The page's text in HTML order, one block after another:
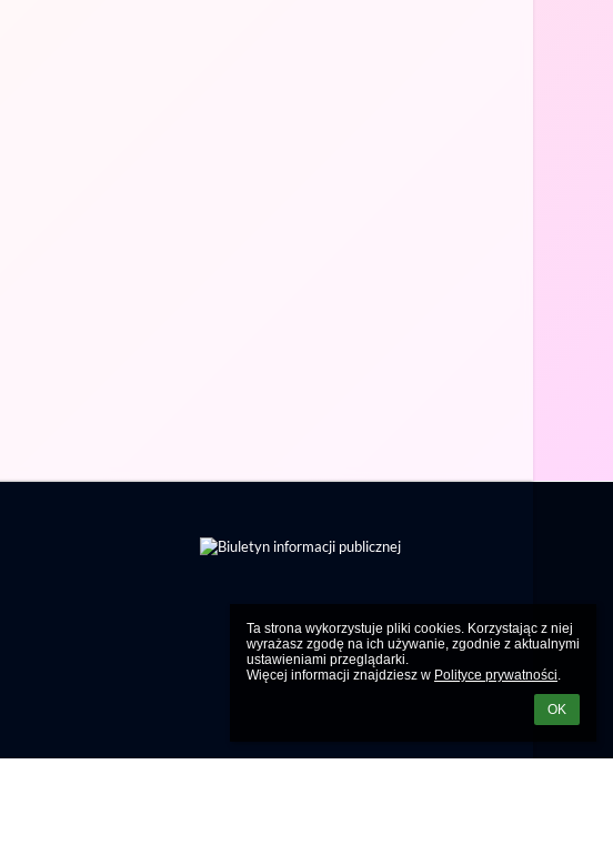
Ta strona wykorzystuje pliki cookies. Korzystając z niej
wyrażasz zgodę na ich używanie, zgodnie z aktualnymi
ustawieniami przeglądarki.
Więcej informacji znajdziesz w Polityce prywatności.
OK